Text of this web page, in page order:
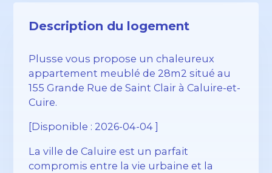
Description du logement
Plusse vous propose un chaleureux
appartement meublé de 28m2 situé au
155 Grande Rue de Saint Clair à Caluire-et-
Cuire.
[Disponible : 2026-04-04 ]
La ville de Caluire est un parfait
compromis entre la vie urbaine et la